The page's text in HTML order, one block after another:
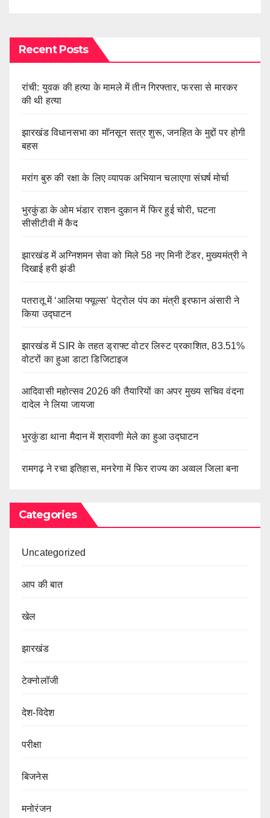
Recent Posts
रांची: युवक की हत्या के मामले में तीन गिरफ्तार, फरसा से मारकर
की थी हत्या
झारखंड विधानसभा का मॉनसून सत्र शुरू, जनहित के मुद्दों पर होगी
बहस
मरांग बुरु की रक्षा के लिए व्यापक अभियान चलाएगा संघर्ष मोर्चा
भुरकुंडा के ओम भंडार राशन दुकान में फिर हुई चोरी, घटना
सीसीटीवी में कैद
झारखंड में अग्निशमन सेवा को मिले 58 नए मिनी टेंडर, मुख्यमंत्री ने
दिखाई हरी झंडी
पतरातू में ‘आलिया फ्यूल्स’ पेट्रोल पंप का मंत्री इरफान अंसारी ने
किया उद्घाटन
झारखंड में SIR के तहत ड्राफ्ट वोटर लिस्ट प्रकाशित, 83.51%
वोटरों का हुआ डाटा डिजिटाइज
आदिवासी महोत्सव 2026 की तैयारियों का अपर मुख्य सचिव वंदना
दादेल ने लिया जायजा
भुरकुंडा थाना मैदान में श्रावणी मेले का हुआ उद्घाटन
रामगढ़ ने रचा इतिहास, मनरेगा में फिर राज्य का अव्वल जिला बना
Categories
Uncategorized
आप की बात
खेल
झारखंड
टेक्नोलॉजी
देश-विदेश
परीक्षा
बिजनेस
मनोरंजन